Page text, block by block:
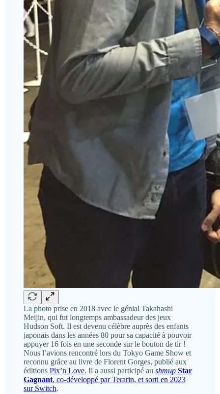
La photo prise en 2018 avec le génial Takahashi
Meijin, qui fut longtemps ambassadeur des jeux
Hudson Soft. Il est devenu célèbre auprès des enfants
japonais dans les années 80 pour sa capacité à pouvoir
appuyer 16 fois en une seconde sur le bouton de tir !
Nous l’avions rencontré lors du Tokyo Game Show et
reconnu grâce au livre de Florent Gorges, publié aux
éditions Pix’n Love. Il a aussi participé au shmup Star
Gagnant, co-développé par Terarin, et sorti en 2023
sur Switch.